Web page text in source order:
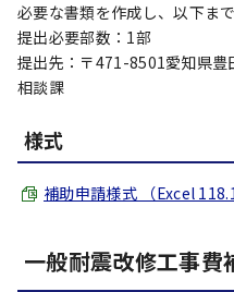
必要な書類を作成し、以下ま
提出必要部数：1部
提出先：〒471-8501愛知県
相談課
様式
補助申請様式 （Excel 118.1
一般耐震改修工事費